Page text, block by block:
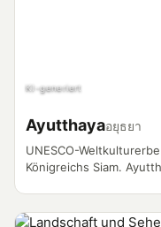
KI-generiert
Ayutthayaอยุธยา
UNESCO-
Königreichs Siam.
Ruinenstadt am